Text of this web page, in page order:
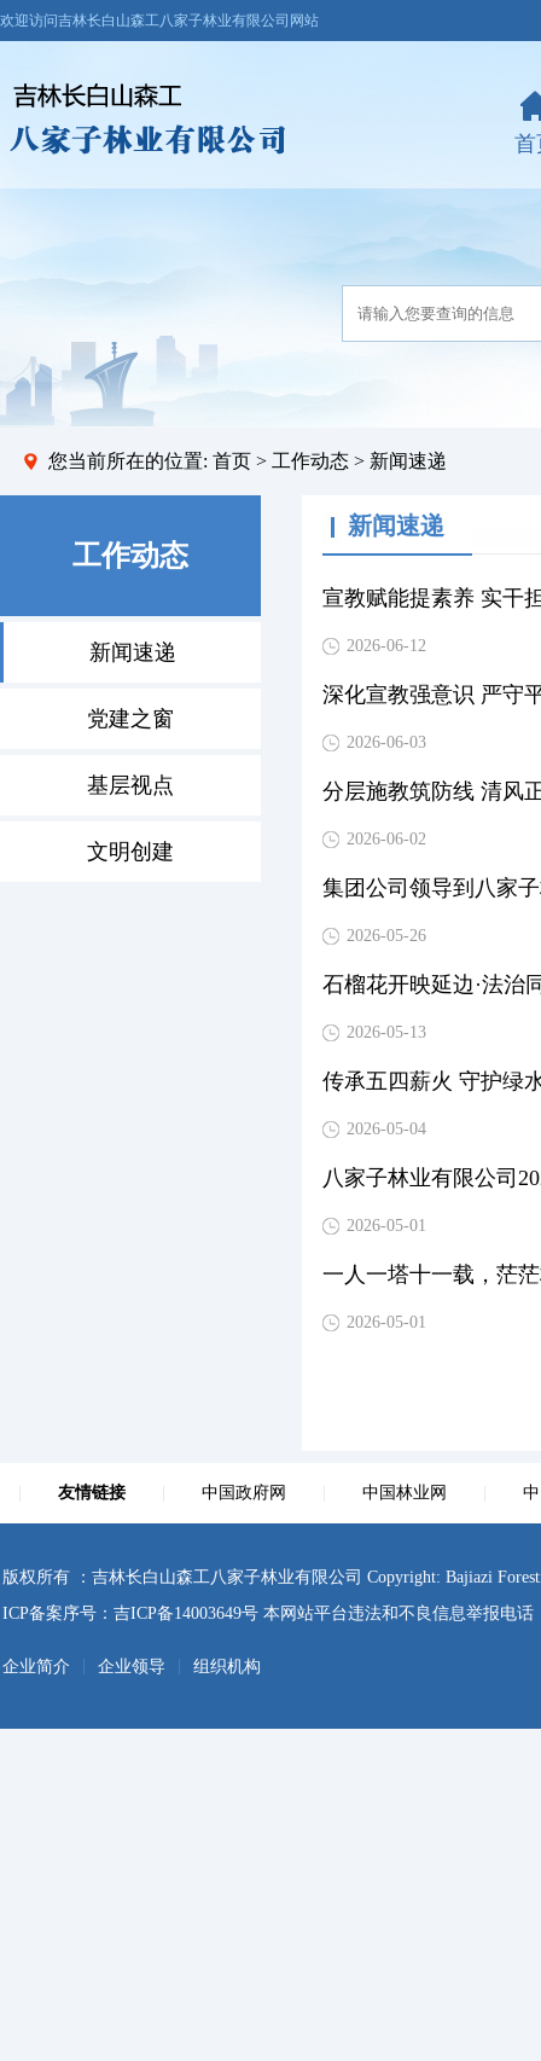
欢迎访问吉林长白山森工八家子林业有限公司网站
首
您当前所在的位置: 首页 > 工作动态 > 新闻速递
工作动态
新闻速递
党建之窗
基层视点
文明创建
新闻速递
宣教赋能提素养 实干
2026-06-12
深化宣教强意识 严守
2026-06-03
分层施教筑防线 清风
2026-06-02
集团公司领导到八家
2026-05-26
石榴花开映延边·法
2026-05-13
传承五四薪火 守护绿
2026-05-04
八家子林业有限公司
2026-05-01
一人一塔十一载，茫
2026-05-01
友情链接 中国政府网 中国林业网
版权所有 ：吉林长白山森工八家子林业有限公司 Copyright: Bajiazi
ICP备案序号： 吉ICP备14003649号 本网站平台违法和不良信息举报电话
企业简介 企业领导 组织机构